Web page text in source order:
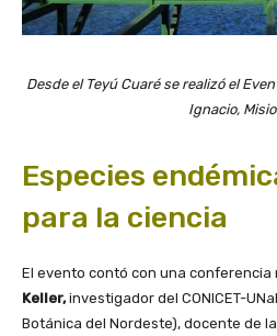
Desde el Teyú Cuaré se realizó el
Ignacio,
Especies
para la ciencia
El evento contó con una conferencia
Keller,investigador del CONICET-
Botánica del Nordeste), docente de